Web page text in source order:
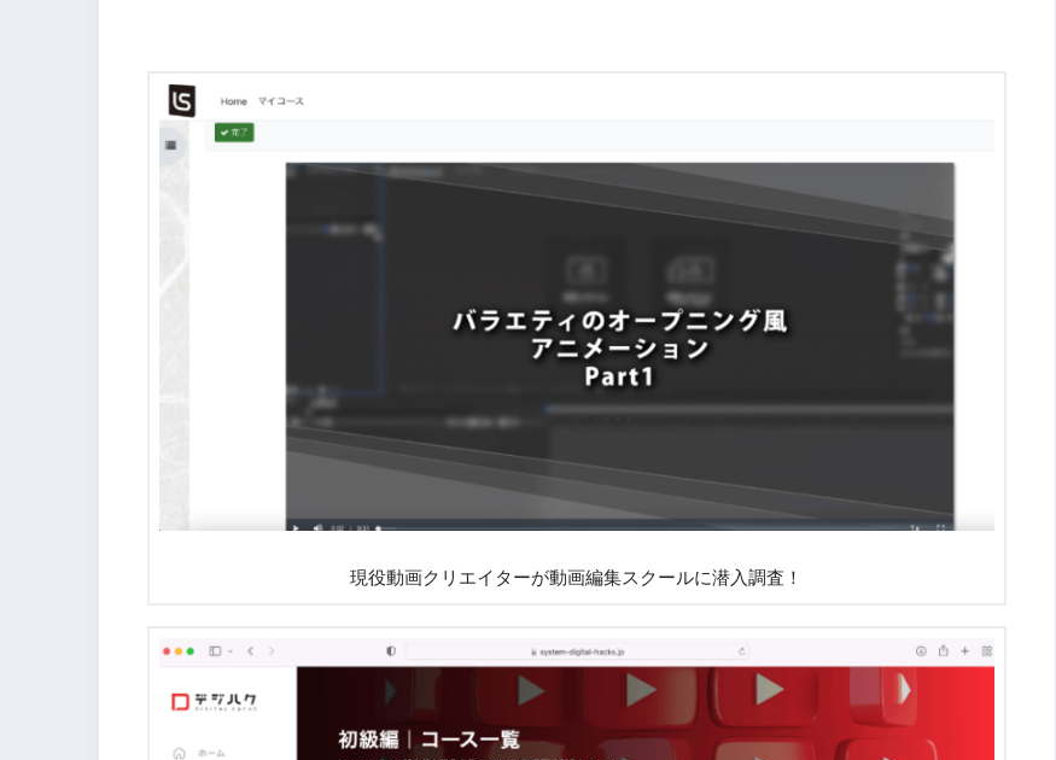
現役動画クリエイターが動画編集スクールに潜入調査！